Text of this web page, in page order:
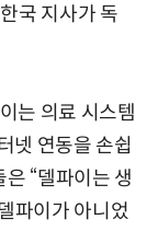
국 지사가 독
는 의료 시스템
넷 연동을 손쉽
“델파이는 생
파이가 아니었